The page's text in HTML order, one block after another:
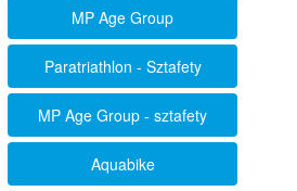
MP Age Group
Paratriathlon - Sztafety
MP Age Group - sztafety
Aquabike